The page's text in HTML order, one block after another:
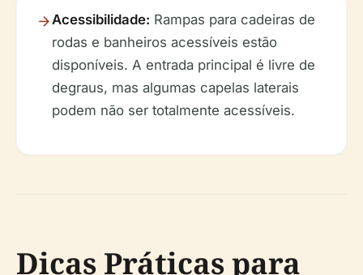
Acessibilidade: Rampas para cadeiras de
rodas e banheiros acessíveis estão
disponíveis. A entrada principal é livre de
degraus, mas algumas capelas laterais
podem não ser totalmente acessíveis.
Dicas Práticas para